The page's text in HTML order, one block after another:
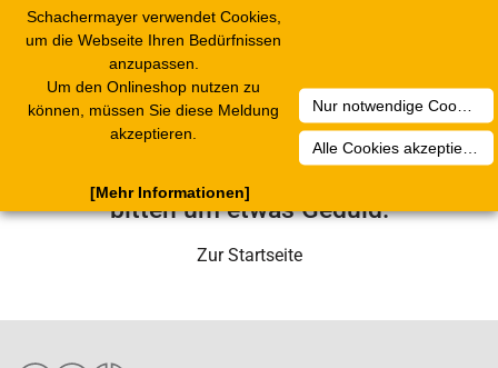
Schachermayer verwendet Cookies,
um die Webseite Ihren Bedürfnissen
anzupassen.
Um den Onlineshop nutzen zu
können, müssen Sie diese Meldung
akzeptieren.
Nur notwendige Cookies akzeptieren
Alle Cookies akzeptieren
[Mehr Informationen]
Leider ist ein technischer Fehler
aufgetreten. Unser Service-Team wird
bitten um etwas Geduld.
Zur Startseite